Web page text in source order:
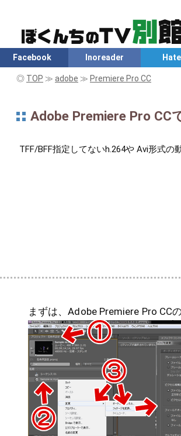
Facebook Inoreader
◎ TOP ≫ adobe ≫ Premiere Pro CC
Adobe Premiere Pro
TFF/BFF指定してないh.264や Avi形式
まずは、Adobe Premiere Pro CC